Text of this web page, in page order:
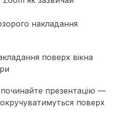
накладання
поверх вікна
починайте презентацію —
поверх